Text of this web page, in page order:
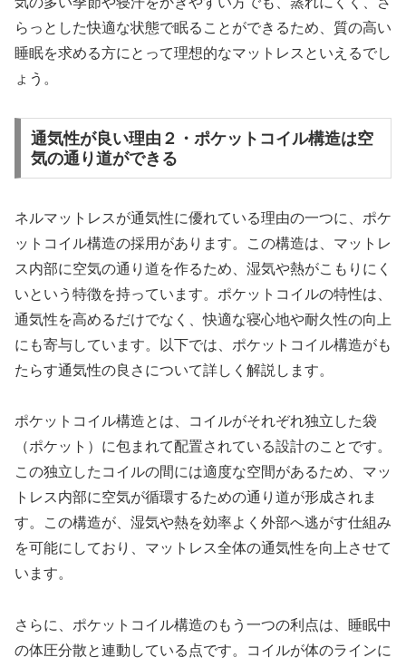
らっとした快適な状態で眠ることができるため、質の高い
睡眠を求める方にとって理想的なマットレスといえるでし
ょう。
通気性が良い理由２・ポケットコイル構造は空
気の通り道ができる
ネルマットレスが通気性に優れている理由の一つに、ポケ
ットコイル構造の採用があります。この構造は、マットレ
ス内部に空気の通り道を作るため、湿気や熱がこもりにく
いという特徴を持っています。ポケットコイルの特性は、
通気性を高めるだけでなく、快適な寝心地や耐久性の向上
にも寄与しています。以下では、ポケットコイル構造がも
たらす通気性の良さについて詳しく解説します。
ポケットコイル構造とは、コイルがそれぞれ独立した袋
（ポケット）に包まれて配置されている設計のことです。
この独立したコイルの間には適度な空間があるため、マッ
トレス内部に空気が循環するための通り道が形成されま
す。この構造が、湿気や熱を効率よく外部へ逃がす仕組み
を可能にしており、マットレス全体の通気性を向上させて
います。
さらに、ポケットコイル構造のもう一つの利点は、睡眠中
の体圧分散と連動している点です。コイルが体のラインに